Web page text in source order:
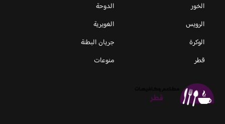
الخور
الدوحة
الرويس
الغويرية
الوكرة
جريان البطنة
قطر
منوعات